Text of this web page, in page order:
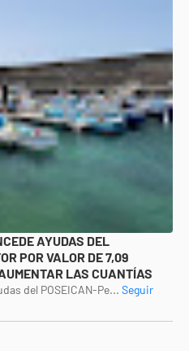
AYUDAS DEL
POR VALOR DE 7,09
LAS CUANTÍAS
del POSEICAN-Pe... Seguir